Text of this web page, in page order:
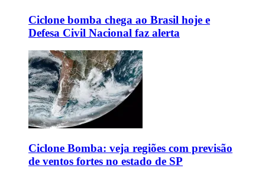
Ciclone bomba chega ao Brasil hoje e
Defesa Civil Nacional faz alerta
Ciclone Bomba: veja regiões com previsão
de ventos fortes no estado de SP